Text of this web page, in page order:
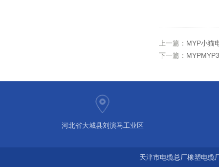
上一篇： MYP小猫
下一篇：
河北省大城县刘演马工业区
天津市电缆总厂橡塑电